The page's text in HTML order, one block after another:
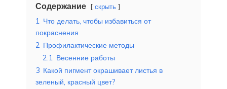
Содержание скрыть
1 Что делать, чтобы избавиться от
покраснения
2 Профилактические методы
2.1 Весенние работы
3 Какой пигмент окрашивает листья в
зеленый, красный цвет?